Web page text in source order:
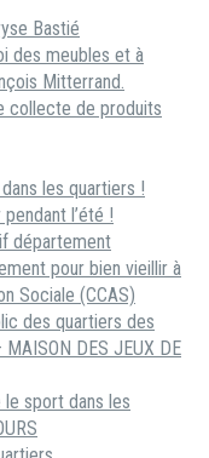
Bastié
des meubles et à
Mitterrand.
collecte de produits
les quartiers !
l’été !
département
pour bien vieillir à
Sociale (CCAS)
des quartiers des
DES JEUX DE
le sport dans les